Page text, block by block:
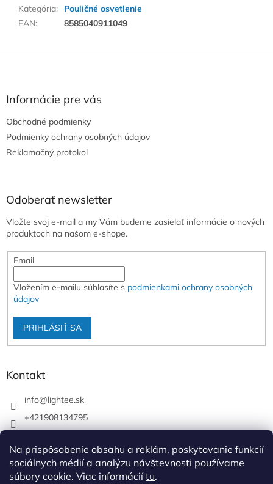
Na prispôsobenie obsahu a reklám, poskytovanie funkcií
sociálnych médií a analýzu návštevnosti používame
súbory cookie. Viac informáciítu.
Kategória:
Pouličné osvetlenie
EAN: 8585040911049
Informácie pre vás
Obchodné podmienky
Podmienky ochrany osobných údajov
Reklamačný protokol
Odoberať newsletter
Vložte svoj e-mail a my Vám budeme zasielať informácie o nových
produktoch na našom e-shope.
Email
Vložením e-mailu súhlasíte s podmienkami ochrany osobných
údajov
PRIHLÁSIŤ SA
Kontakt
info@lightee.sk
+421908134795
lightee.sk